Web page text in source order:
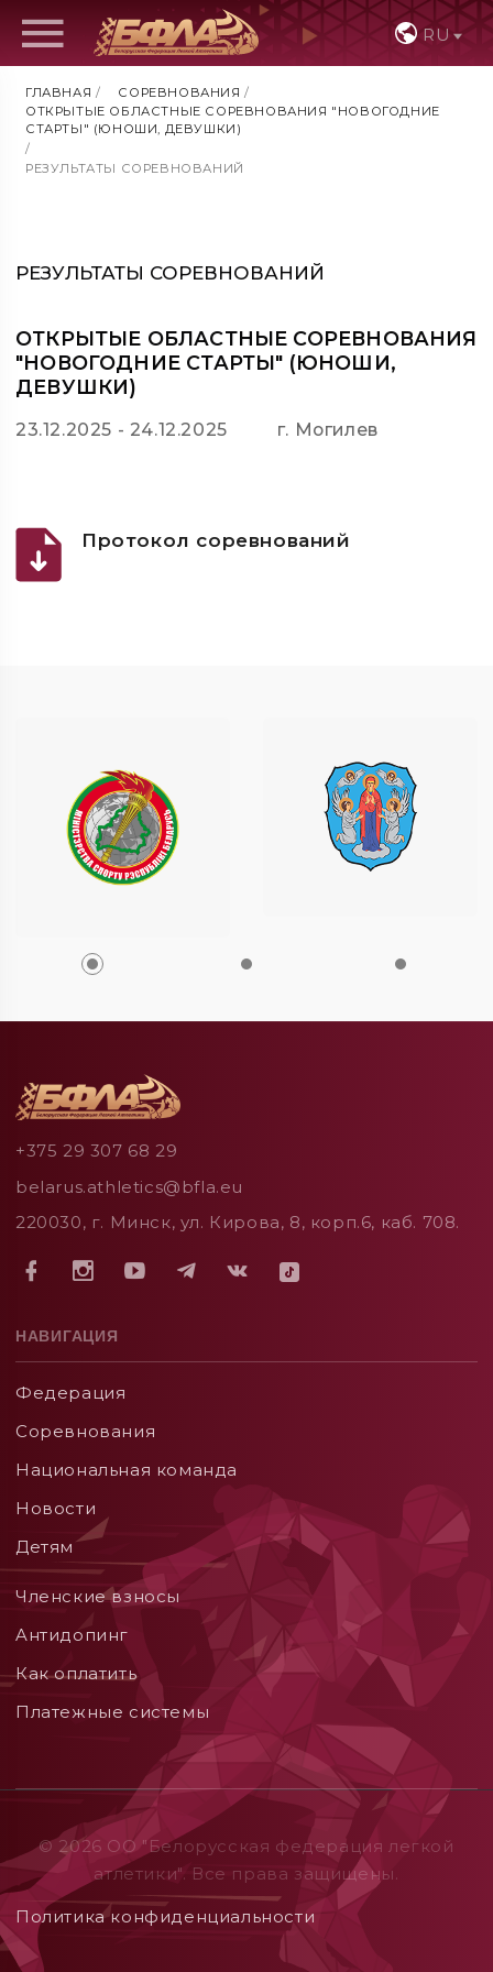
RU
ГЛАВНАЯ / СОРЕВНОВАНИЯ /
ОТКРЫТЫЕ ОБЛАСТНЫЕ СОРЕВНОВАНИЯ "НОВОГОДНИЕ
СТАРТЫ" (ЮНОШИ, ДЕВУШКИ)
/
РЕЗУЛЬТАТЫ СОРЕВНОВАНИЙ
РЕЗУЛЬТАТЫ СОРЕВНОВАНИЙ
ОТКРЫТЫЕ ОБЛАСТНЫЕ СОРЕВНОВАНИЯ
"НОВОГОДНИЕ СТАРТЫ" (ЮНОШИ,
ДЕВУШКИ)
23.12.2025 - 24.12.2025 г. Могилев
Протокол соревнований
+375 29 307 68 29
belarus.athletics@bfla.eu
220030, г. Минск, ул. Кирова, 8, корп.6, каб. 708.
НАВИГАЦИЯ
Федерация
Соревнования
Национальная команда
Новости
Детям
Членские взносы
Aнтидопинг
Как оплатить
Платежные системы
© 2026 ОO "Белорусская федерация легкой
атлетики". Все права защищены.
Политика конфиденциальности